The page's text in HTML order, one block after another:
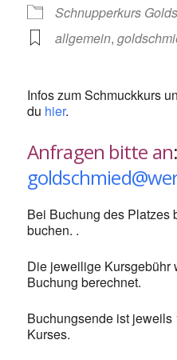
Schnupperkurs
allgemein,
Infos zum Schmuckkurs
du hier.
Anfragen bitte an:
Bei Buchung des Platzes
buchen. .
Die jeweilige Kursgebühr
Buchung berechnet.
Buchungsende ist jeweils
Kurses.